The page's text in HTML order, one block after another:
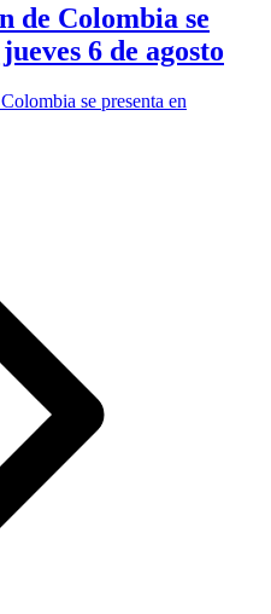
de Colombia se
6 de agosto